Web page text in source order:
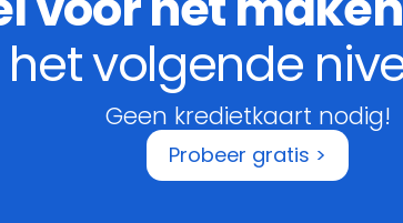
het volgende
Geen kredietkaart nodig!
Probeer gratis >